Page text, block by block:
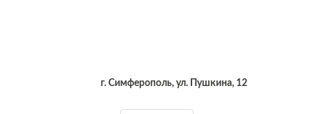
г. Симферополь, ул. Пушкина, 12